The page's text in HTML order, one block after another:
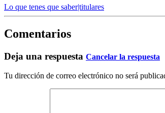
Lo que tenes que saber|titulares
Comentarios
Deja una respuesta Cancelar la respuesta
Tu dirección de correo electrónico no será